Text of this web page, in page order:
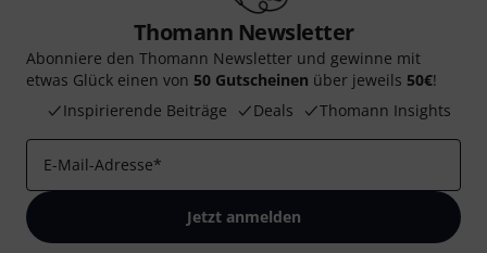
Thomann Newsletter
Abonniere den Thomann Newsletter und gewinne mit
etwas Glück einen von 50 Gutscheinen über jeweils 50€!
Inspirierende Beiträge
Deals Thomann Insights
E-Mail-Adresse*
Jetzt anmelden